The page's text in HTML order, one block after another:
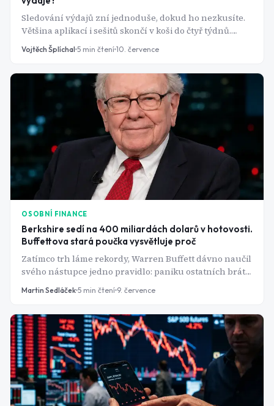
Sledování výdajů zní jednoduše, dokud ho nezkusíte.
Většina aplikací i sešitů skončí v koši do čtyř týdnů.
Problém přitom není v lenosti, ale ve špatně
nastaveném systému.
Vojtěch Šplíchal 5 min čtení 10. července
OSOBNÍ FINANCE
Berkshire sedí na 400 miliardách dolarů v hotovosti.
Buffettova stará poučka vysvětluje proč
Zatímco trh láme rekordy, Warren Buffett dávno naučil
svého nástupce jedno pravidlo: paniku ostatních brát
jako příležitost. Čísla za poslední čtvrtletí to potvrzují.
Martin Sedláček 5 min čtení 9. července